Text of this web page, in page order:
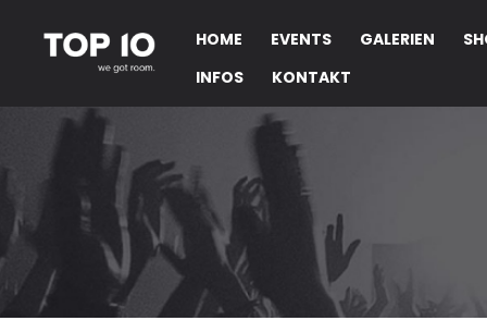
HOME EVENTS GALERIEN
INFOS
KONTAKT